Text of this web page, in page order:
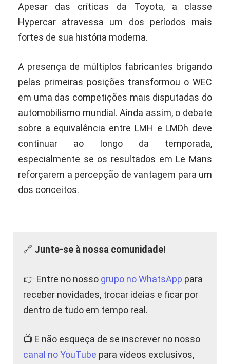
Apesar das críticas da Toyota, a classe
Hypercar atravessa um dos períodos mais
fortes de sua história moderna.
A presença de múltiplos fabricantes brigando
pelas primeiras posições transformou o WEC
em uma das competições mais disputadas do
automobilismo mundial. Ainda assim, o debate
sobre a equivalência entre LMH e LMDh deve
continuar ao longo da temporada,
especialmente se os resultados em Le Mans
reforçarem a percepção de vantagem para um
dos conceitos.
🔗 Junte-se à nossa comunidade!
👉 Entre no nosso grupo no WhatsApp para
receber novidades, trocar ideias e ficar por
dentro de tudo em tempo real.
📺 E não esqueça de se inscrever no nosso
canal no YouTube para vídeos exclusivos,